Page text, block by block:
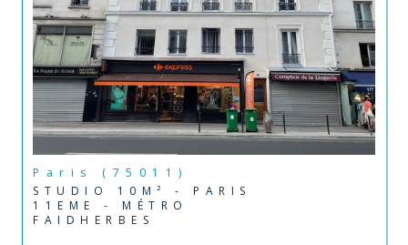
Paris (75011)
STUDIO 10M² - PARIS
11EME - MÉTRO
FAIDHERBES